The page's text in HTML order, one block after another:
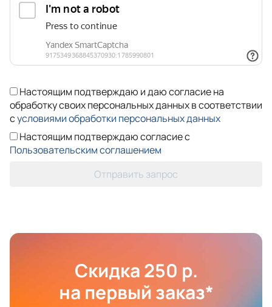
Настоящим подтверждаю и даю согласие на
обработку своих персональных данных в соответствии
сусловиями обработки персональных данных
Настоящим подтверждаю согласие с
Пользовательским соглашением
Отправить запрос
Скидка 250 р.
на первый заказ*